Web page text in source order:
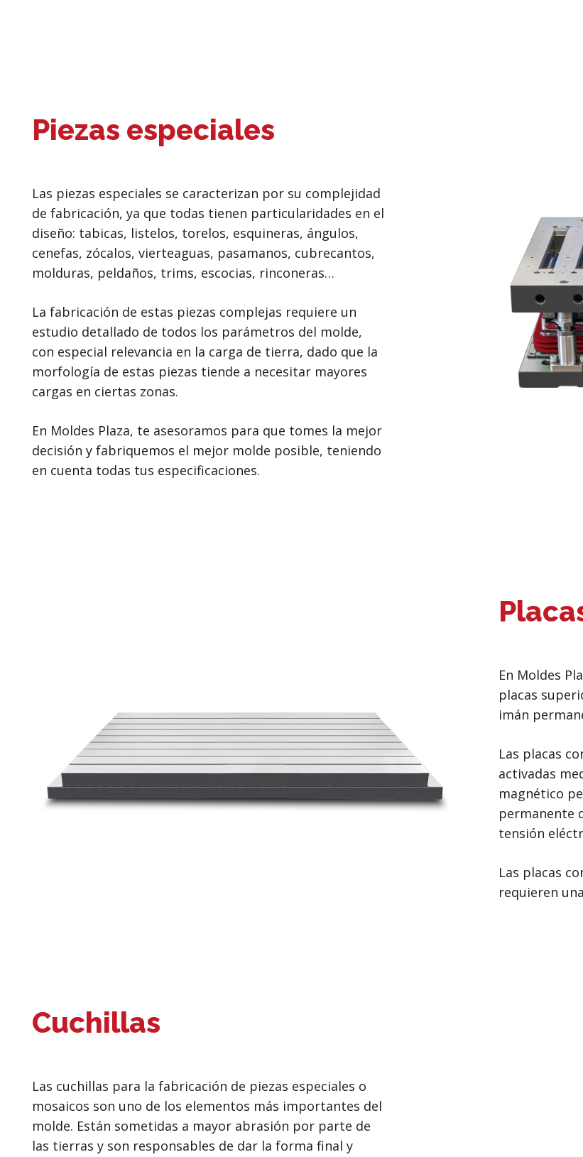
Piezas especiales
Las piezas especiales se caracterizan por su complejidad
de fabricación, ya que todas tienen particularidades en el
diseño: tabicas, listelos, torelos, esquineras, ángulos,
cenefas, zócalos, vierteaguas, pasamanos, cubrecantos,
molduras, peldaños, trims, escocias, rinconeras…
La fabricación de estas piezas complejas requiere un
estudio detallado de todos los parámetros del molde,
con especial relevancia en la carga de tierra, dado que la
morfología de estas piezas tiende a necesitar mayores
cargas en ciertas zonas.
En Moldes Plaza, te asesoramos para que tomes la mejor
decisión y fabriquemos el mejor molde posible, teniendo
en cuenta todas tus especificaciones.
En Moldes
placas
imán
Las placas
activadas
magnético
permanente
tensión
Las placas
requieren
Cuchillas
Las cuchillas para la fabricación de piezas especiales o
mosaicos son uno de los elementos más importantes del
molde. Están sometidas a mayor abrasión por parte de
las tierras y son responsables de dar la forma final y